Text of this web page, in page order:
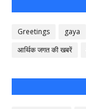
Greetings gaya
आर्थिक जगत की खबरें